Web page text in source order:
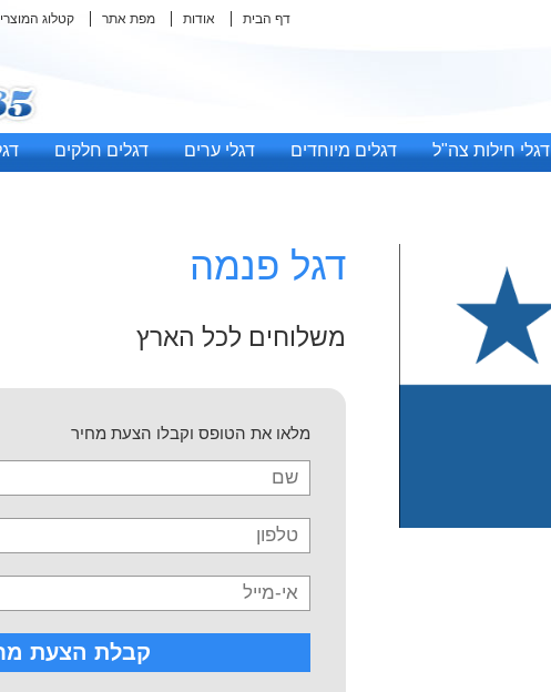
דף הבית אודות מפת אתר קטלוג
דגלי חילות צה"ל דגלים מיוחדים דגלי ערים דגלים חלקים
דגל פנמה
משלוחים לכל הארץ
מלאו את הטופס וקבלו הצעת מחיר